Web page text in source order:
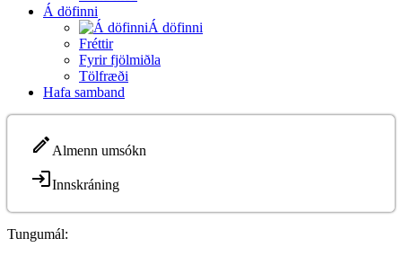
Á döfinni
Á döfinni
Fréttir
Fyrir fjölmiðla
Tölfræði
Hafa samband
Almenn umsókn
Innskráning
Tungumál: